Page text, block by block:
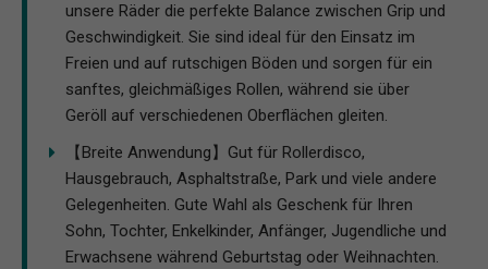
unsere Räder die perfekte Balance zwischen Grip und
Geschwindigkeit. Sie sind ideal für den Einsatz im
Freien und auf rutschigen Böden und sorgen für ein
sanftes, gleichmäßiges Rollen, während sie über
Geröll auf verschiedenen Oberflächen gleiten.
【Breite Anwendung】Gut für Rollerdisco,
Hausgebrauch, Asphaltstraße, Park und viele andere
Gelegenheiten. Gute Wahl als Geschenk für Ihren
Sohn, Tochter, Enkelkinder, Anfänger, Jugendliche und
Erwachsene während Geburtstag oder Weihnachten.